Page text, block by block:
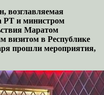
возглавляемая
РТ и министром
Маратом
визитом в Республике
прошли мероприятия,